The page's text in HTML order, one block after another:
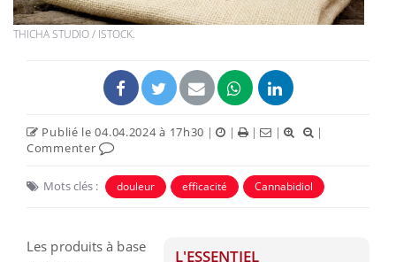
THICHA STUDIO / ISTOCK.
Publié le 04.04.2024 à 17h30 | | | |
|
Commenter
Mots clés : douleur efficacité Cannabidiol
L'ESSENTIEL
Les produits à base